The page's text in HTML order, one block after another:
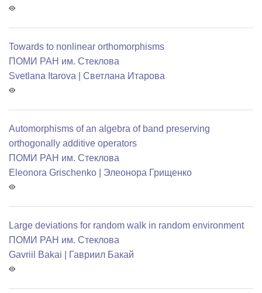
Towards to nonlinear orthomorphisms
ПОМИ РАН им. Стеклова
Svetlana Itarova | Светлана Итарова
Automorphisms of an algebra of band preserving
orthogonally additive operators
ПОМИ РАН им. Стеклова
Eleonora Grischenko | Элеонора Грищенко
Large deviations for random walk in random environment
ПОМИ РАН им. Стеклова
Gavriil Bakai | Гавриил Бакай